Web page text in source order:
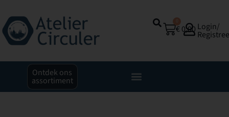
€ 0,00 Login/
Ontdek ons
assortiment